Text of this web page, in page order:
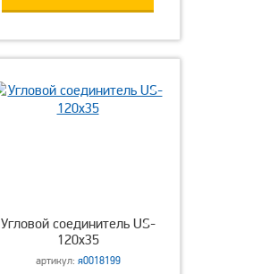
Угловой соединитель US-
120х35
артикул: я0018199